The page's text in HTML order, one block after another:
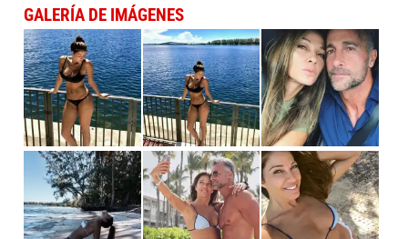
GALERÍA DE IMÁGENES